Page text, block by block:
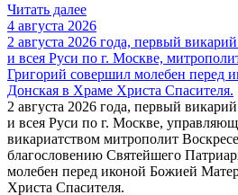
Читать далее
4 августа 2026
2 августа 2026 года, первый
и всея Руси по г. Москве,
Григорий совершил молебен перед
Донская в Храме Христа Спасителя.
2 августа 2026 года, первый
и всея Руси по г. Москве,
викариатством митрополит
благословению Святейшего
молебен перед иконой Божией
Христа Спасителя.